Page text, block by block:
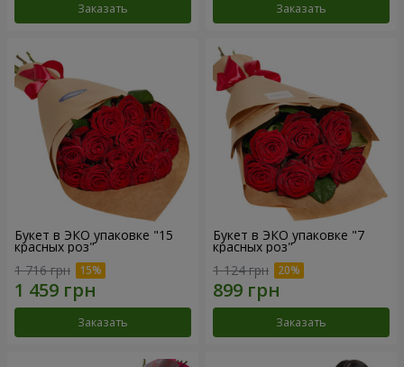
Заказать Заказать
Букет в ЭКО упаковке "15
красных роз"
1 716 грн
Заказать
Букет в ЭКО упаковке "7
красных роз"
1 124 грн
Заказать